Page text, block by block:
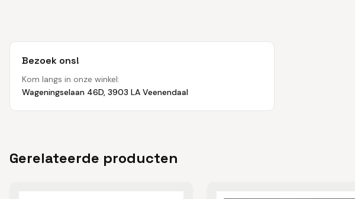
Bezoek ons!
Kom langs in onze winkel:
Wageningselaan 46D, 3903 LA Veenendaal
Gerelateerde producten